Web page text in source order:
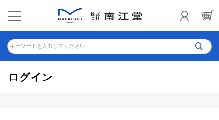
キーワードを入力してください
ログイン